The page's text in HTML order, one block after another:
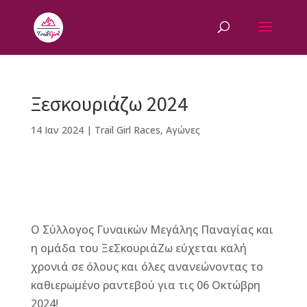
Ξεσκουριάζω 2024
14 Ιαν 2024| Trail Girl Races, Αγώνες
a
c
e
b
ss
e
n
e
r
m
ai
l
w
it
te
r
n
te
r
e
Ο Σύλλογος Γυναικών Μεγάλης Παναγίας και
η ομάδα του ΞεΣκουριάΖω εύχεται καλή
χρονιά σε όλους και όλες ανανεώνοντας το
καθιερωμένο ραντεβού για τις 06 Οκτώβρη
2024!